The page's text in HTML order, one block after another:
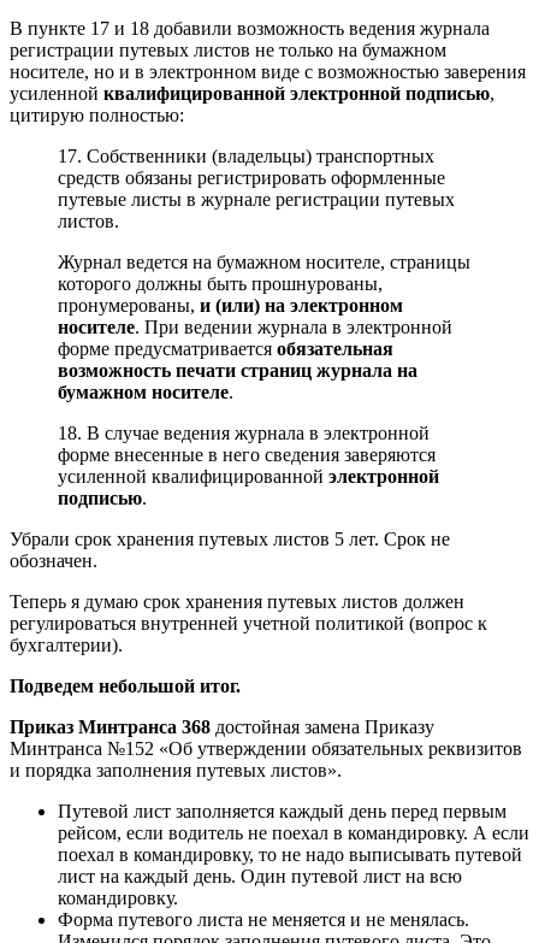
В пункте 17 и 18 добавили возможность ведения журнала
регистрации путевых листов не только на бумажном
носителе, но и в электронном виде с возможностью заверения
усиленной квалифицированной электронной подписью,
цитирую полностью:
17. Собственники (владельцы) транспортных
средств обязаны регистрировать оформленные
путевые листы в журнале регистрации путевых
листов.
Журнал ведется на бумажном носителе, страницы
которого должны быть прошнурованы,
пронумерованы, и (или) на электронном
носителе. При ведении журнала в электронной
форме предусматривается обязательная
возможность печати страниц журнала на
бумажном носителе.
18. В случае ведения журнала в электронной
форме внесенные в него сведения заверяются
усиленной квалифицированной электронной
подписью.
Убрали срок хранения путевых листов 5 лет. Срок не
обозначен.
Теперь я думаю срок хранения путевых листов должен
регулироваться внутренней учетной политикой (вопрос к
бухгалтерии).
Подведем небольшой итог.
Приказ Минтранса 368 достойная замена Приказу
Минтранса №152 «Об утверждении обязательных реквизитов
и порядка заполнения путевых листов».
Путевой лист заполняется каждый день перед первым
рейсом, если водитель не поехал в командировку. А если
поехал в командировку, то не надо выписывать путевой
лист на каждый день. Один путевой лист на всю
командировку.
Форма путевого листа не меняется и не менялась.